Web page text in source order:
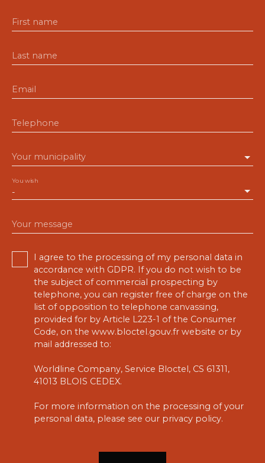
First name
Last name
Email
Telephone
Your municipality
-
You wish
Your message
I agree to the processing of my personal data in
accordance with GDPR. If you do not wish to be
the subject of commercial prospecting by
telephone, you can register free of charge on the
list of opposition to telephone canvassing,
provided for by Article L223-1 of the Consumer
Code, on the www.bloctel.gouv.fr website or by
mail addressed to:
Worldline Company, Service Bloctel, CS 61311,
41013 BLOIS CEDEX.
For more information on the processing of your
personal data, please see our privacy policy.